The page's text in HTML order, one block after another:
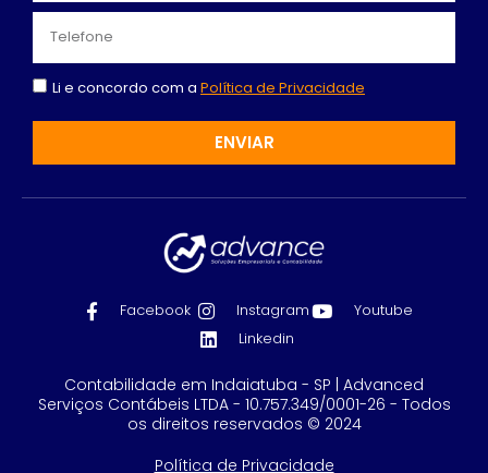
Li e concordo com a Política de Privacidade
ENVIAR
Facebook Instagram
Youtube
Linkedin
Contabilidade em Indaiatuba - SP | Advanced
Serviços Contábeis LTDA - 10.757.349/0001-26 - Todos
os direitos reservados © 2024
Política de Privacidade